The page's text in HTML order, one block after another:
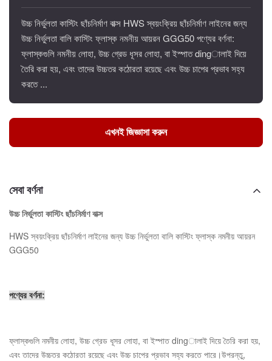
উচ্চ নির্ভুলতা কাস্টিং ছাঁচনির্মাণ বাক্স HWS স্বয়ংক্রিয় ছাঁচনির্মাণ লাইনের জন্য
উচ্চ নির্ভুলতা বালি কাস্টিং ফ্লাস্ক নমনীয় আয়রন GGG50 পণ্যের বর্ণনা:
ফ্লাস্কগুলি নমনীয় লোহা, উচ্চ গ্রেড ধূসর লোহা, বা ইস্পাত dingালাই দিয়ে
তৈরি করা হয়, এবং তাদের উচ্চতর কঠোরতা রয়েছে এবং উচ্চ চাপের প্রভাব সহ্য
করতে ...
এখনই জিজ্ঞাসা করুন
সেবা বর্ণনা
উচ্চ নির্ভুলতা কাস্টিং ছাঁচনির্মাণ বাক্স
HWS স্বয়ংক্রিয় ছাঁচনির্মাণ লাইনের জন্য উচ্চ নির্ভুলতা বালি কাস্টিং ফ্লাস্ক নমনীয় আয়রন
GGG50
পণ্যের বর্ণনা:
ফ্লাস্কগুলি নমনীয় লোহা, উচ্চ গ্রেড ধূসর লোহা, বা ইস্পাত dingালাই দিয়ে তৈরি করা হয়,
এবং তাদের উচ্চতর কঠোরতা রয়েছে এবং উচ্চ চাপের প্রভাব সহ্য করতে পারে।উপরন্তু,